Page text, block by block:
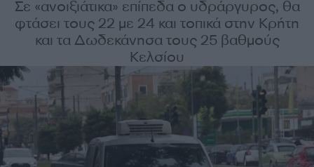
Σε «ανοιξιάτικα» επίπεδα ο υδράργυρος, θα
φτάσει τους 22 με 24 και τοπικά στην Κρήτη
και τα Δωδεκάνησα τους 25 βαθμούς
Κελσίου